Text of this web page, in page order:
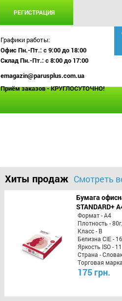
РЕГИСТРАЦИЯ
Графики работы:
Офис Пн.-Пт.: с 9:00 до 18:00
Склад Пн.-Пт.: с 8:00 до 17:00
emagazin@parusplus.com.ua
Приём заказов - КРУГЛОСУТОЧНО!
Хиты продаж Смотреть
Бумага
STANDARD+
Формат - А4
Плотность -
Класс - B
Белизна CIE -
Яркость ISO -
Страна -
Торговая
175 грн.